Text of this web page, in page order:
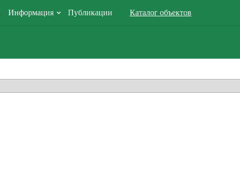
Информация Публикации Каталог объектов